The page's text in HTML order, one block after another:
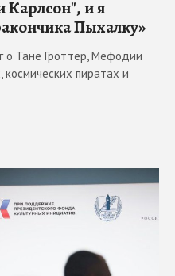
и я
Пыхалку»
о Тане Гроттер, Мефодии
пиратах и